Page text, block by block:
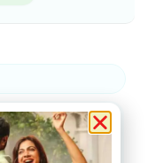
കാട്ടാക്കട